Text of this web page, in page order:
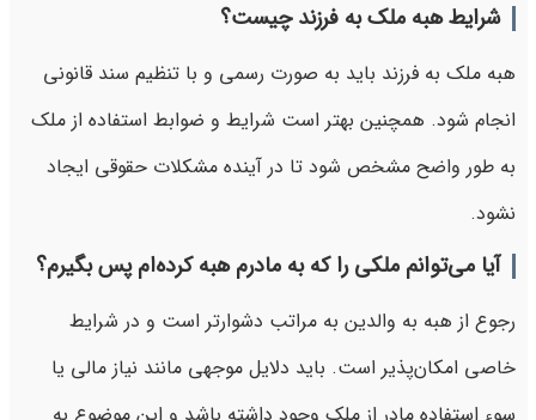
شرایط هبه ملک به فرزند چیست؟
هبه ملک به فرزند باید به صورت رسمی و با تنظیم سند قانونی
انجام شود. همچنین بهتر است شرایط و ضوابط استفاده از ملک
به طور واضح مشخص شود تا در آینده مشکلات حقوقی ایجاد
نشود.
آیا می‌توانم ملکی را که به مادرم هبه کرده‌ام پس بگیرم؟
رجوع از هبه به والدین به مراتب دشوارتر است و در شرایط
خاصی امکان‌پذیر است. باید دلایل موجهی مانند نیاز مالی یا